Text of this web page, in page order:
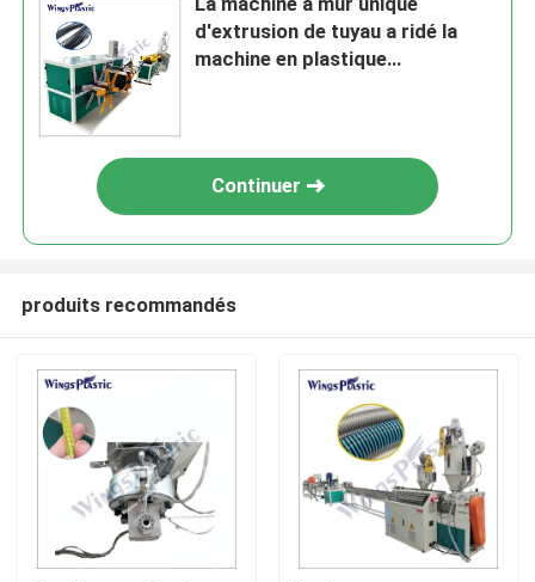
Maison
d'extrusion de tuyau a ridé la
machine en plastique
Continuer
produits recommandés